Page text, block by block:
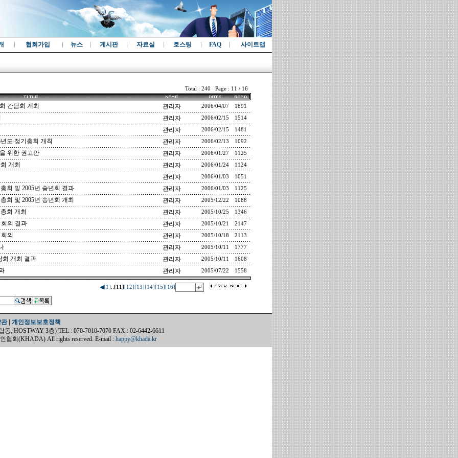
협회가입 뉴스 게시판 자료실 호스팅 FAQ 사이트맵
Total : 240 Page : 11 / 16
간담회 개최 관리자 2006/04/07 1891
관리자 2006/02/15 1514
관리자 2006/02/15 1481
도 정기총회 개최 관리자 2006/02/13 1092
위한 권고안 관리자 2006/01/27 1125
개최 관리자 2006/01/24 1124
관리자 2006/01/03 1051
회 및 2005년 송년회 결과 관리자 2006/01/03 1125
회 및 2005년 송년회 개최 관리자 2005/12/22 1088
회 개최 관리자 2005/10/25 1346
의 결과 관리자 2005/10/21 2147
의 관리자 2005/10/18 2113
관리자 2005/10/11 1777
회 개최 결과 관리자 2005/10/11 1608
관리자 2005/07/22 1558
◀[1] .. [11] [12] [13] [14] [15] [16]
| 개인정보보호정책
, HOSTWAY 3층) TEL : 070-7010-7070 FAX : 02-6442-6611
협회(KHADA) All rights reserved. E-mail : happy@khada.kr